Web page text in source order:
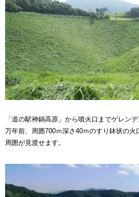
「道の駅神鍋高原」から噴火口までゲレン
万年前、周囲700ｍ深さ40ｍのすり鉢状の火
周囲が見渡せます。